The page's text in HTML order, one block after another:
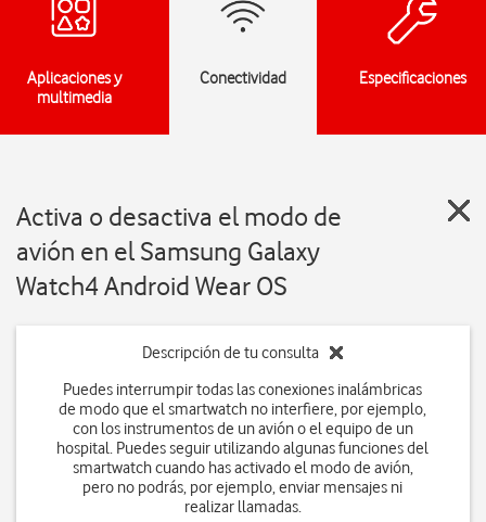
Aplicaciones y
multimedia
Conectividad Especificaciones
Activa o desactiva el modo de
avión en el Samsung Galaxy
Watch4 Android Wear OS
Descripción de tu consulta
Puedes interrumpir todas las conexiones inalámbricas
de modo que el smartwatch no interfiere, por ejemplo,
con los instrumentos de un avión o el equipo de un
hospital. Puedes seguir utilizando algunas funciones del
smartwatch cuando has activado el modo de avión,
pero no podrás, por ejemplo, enviar mensajes ni
realizar llamadas.